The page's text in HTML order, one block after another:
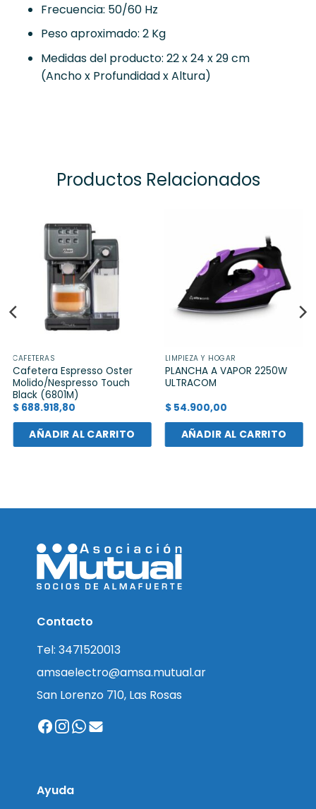
Frecuencia: 50/60 Hz
Peso aproximado: 2 Kg
Medidas del producto: 22 x 24 x 29 cm
(Ancho x Profundidad x Altura)
Productos Relacionados
CAFETERAS
Cafetera Espresso Oster
Molido/Nespresso Touch
Black (6801M)
$ 688.918,80
AÑADIR AL CARRITO
LIMPIEZA Y HOGAR
PLANCHA A VAPOR 2250W
ULTRACOM
$54.900,00
AÑADIR AL CARRITO
Contacto
Tel: 3471520013
amsaelectro@amsa.mutual.ar
San Lorenzo 710, Las Rosas
Ayuda